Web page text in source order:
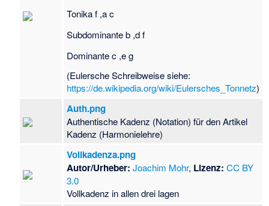
Tonika f ,a c
Subdominante b ,d f
Dominante c ,e g
(Eulersche Schreibweise siehe:
https://de.wikipedia.org/wiki/Eulersches_Tonnetz)
Auth.png
Authentische Kadenz (Notation) für den Artikel
Kadenz (Harmonielehre)
Vollkadenza.png
Autor/Urheber: Joachim Mohr, Lizenz: CC BY
3.0
Vollkadenz in allen drei lagen